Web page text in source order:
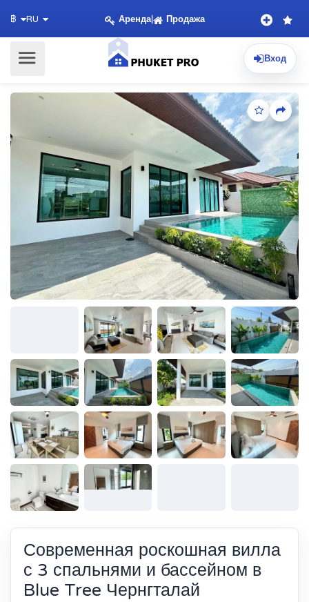
฿ RU Аренда| Продажа
Вход
Современная роскошная вилла
с 3 спальнями и бассейном в
Blue Tree Чернгталай